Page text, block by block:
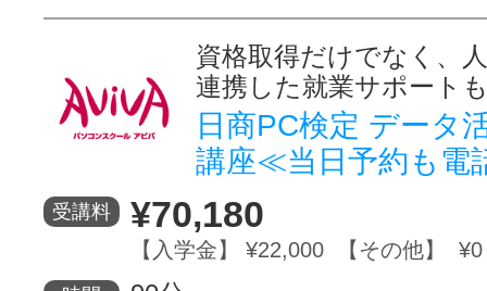
資格取得だけでなく、
連携した就業サポート
日商PC検定 データ
講座≪当日予約も電
受講料 ¥70,180
【入学金】 ¥22,000 【その他】 ¥0